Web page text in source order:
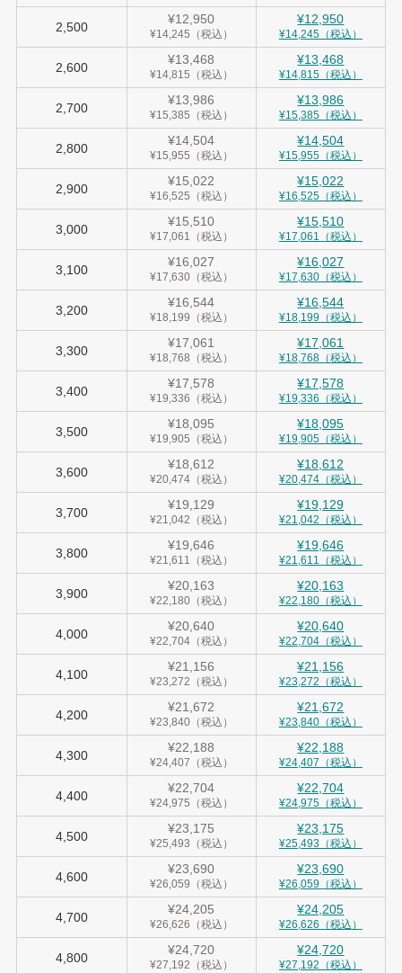
2,500
¥12,950
¥14,245（税込）
¥12,950
¥14,245（税込）
2,600
¥13,468
¥14,815（税込）
¥13,468
¥14,815（税込）
2,700
¥13,986
¥15,385（税込）
¥13,986
¥15,385（税込）
2,800
¥14,504
¥15,955（税込）
¥14,504
¥15,955（税込）
2,900
¥15,022
¥16,525（税込）
¥15,022
¥16,525（税込）
3,000
¥15,510
¥17,061（税込）
¥15,510
¥17,061（税込）
3,100
¥16,027
¥17,630（税込）
¥16,027
¥17,630（税込）
3,200
¥16,544
¥18,199（税込）
¥16,544
¥18,199（税込）
3,300
¥17,061
¥18,768（税込）
¥17,061
¥18,768（税込）
3,400
¥17,578
¥19,336（税込）
¥17,578
¥19,336（税込）
3,500
¥18,095
¥19,905（税込）
¥18,095
¥19,905（税込）
3,600
¥18,612
¥20,474（税込）
¥18,612
¥20,474（税込）
3,700
¥19,129
¥21,042（税込）
¥19,129
¥21,042（税込）
3,800
¥19,646
¥21,611（税込）
¥19,646
¥21,611（税込）
3,900
¥20,163
¥22,180（税込）
¥20,163
¥22,180（税込）
4,000
¥20,640
¥22,704（税込）
¥20,640
¥22,704（税込）
4,100
¥21,156
¥23,272（税込）
¥21,156
¥23,272（税込）
4,200
¥21,672
¥23,840（税込）
¥21,672
¥23,840（税込）
4,300
¥22,188
¥24,407（税込）
¥22,188
¥24,407（税込）
4,400
¥22,704
¥24,975（税込）
¥22,704
¥24,975（税込）
4,500
¥23,175
¥25,493（税込）
¥23,175
¥25,493（税込）
4,600
¥23,690
¥26,059（税込）
¥23,690
¥26,059（税込）
4,700
¥24,205
¥26,626（税込）
¥24,205
¥26,626（税込）
4,800
¥24,720
¥27,192（税込）
¥24,720
¥27,192（税込）